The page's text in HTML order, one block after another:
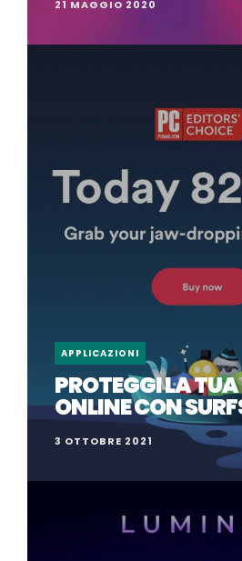
21 MAGGIO 2020
APPLICAZIONI
PROTEGGI LA
ONLINE CON
3 OTTOBRE 2021